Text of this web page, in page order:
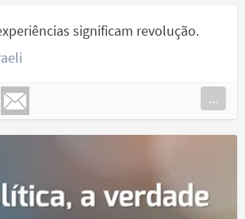
significam revolução.
...